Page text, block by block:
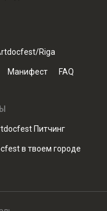
Riga
Манифест FAQ
Питчинг
в твоем городе